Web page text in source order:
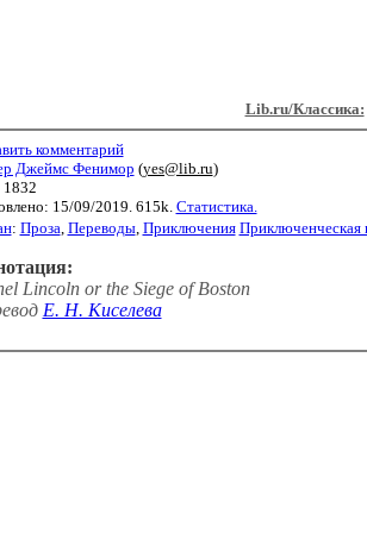
Lib.ru/Классика:
комментарий
Джеймс Фенимор (yes@lib.ru)
15/09/2019. 615k. Статистика.
: Проза Переводы, Приключения Приключенческая
Lincoln or the Siege of Boston
E. H. Киселева